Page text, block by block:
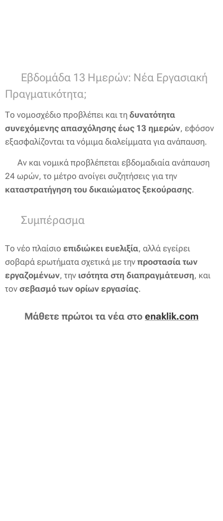
🔹 Εβδομάδα 13 Ημερών: Νέα Εργασιακή
Πραγματικότητα;
Το νομοσχέδιο προβλέπει και τη δυνατότητα
συνεχόμενης απασχόλησης έως 13 ημερών, εφόσον
εξασφαλίζονται τα νόμιμα διαλείμματα για ανάπαυση.
⚠️ Αν και νομικά προβλέπεται εβδομαδιαία ανάπαυση
24 ωρών, το μέτρο ανοίγει συζητήσεις για την
καταστρατήγηση του δικαιώματος ξεκούρασης.
✍️ Συμπέρασμα
Το νέο πλαίσιο επιδιώκει ευελιξία, αλλά εγείρει
σοβαρά ερωτήματα σχετικά με την προστασία των
εργαζομένων, την ισότητα στη διαπραγμάτευση, και
τον σεβασμό των ορίων εργασίας.
Μάθετε πρώτοι τα νέα στο enaklik.com